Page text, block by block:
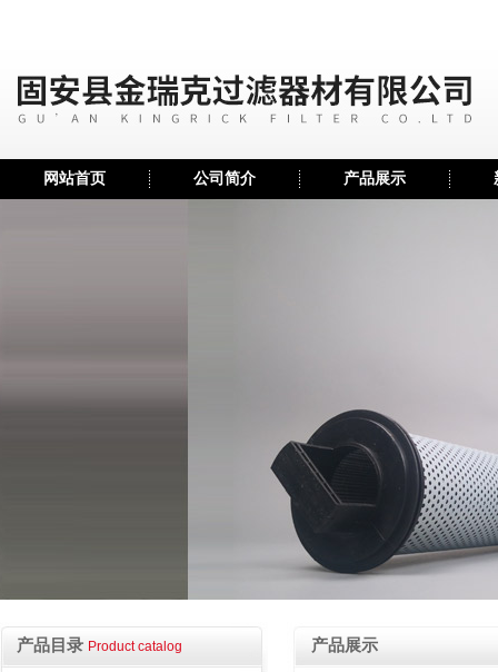
网站首页 公司简介 产品展示
产品目录 Product catalog 产品展示